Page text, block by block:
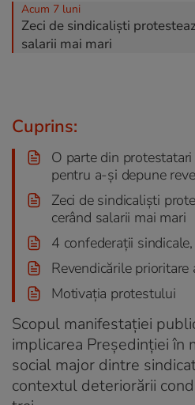
Acum 7 luni
Zeci de sindicaliști
salarii mai mari
Cuprins:
O parte din
pentru a-și depune
Zeci de sindicaliști
cerând salarii mai mari
4 confederații
Revendicările
Motivația protestului
Scopul manifestației
implicarea Președinției în
social major dintre
contextul deteriorării